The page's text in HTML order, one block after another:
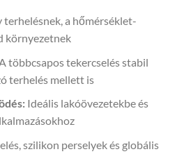
terhelésnek, a hőmérséklet-
környezetnek
A többcsapos tekercselés stabil
terhelés mellett is
Ideális lakóövezetekbe és
szilikon perselyek és globális